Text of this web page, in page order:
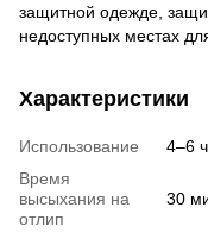
защитной одежде,
недоступных местах
Характеристики
Использование
4–6
Время
высыхания на
отлип
30